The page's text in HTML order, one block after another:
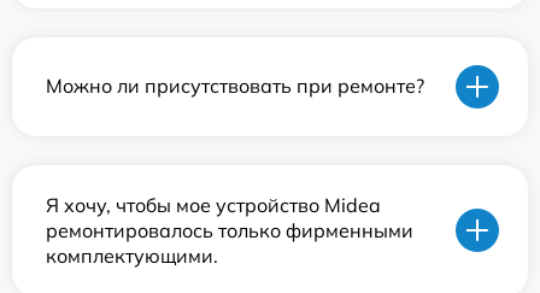
Можно ли присутствовать при ремонте?
Я хочу, чтобы мое устройство Midea
ремонтировалось только фирменными
комплектующими.